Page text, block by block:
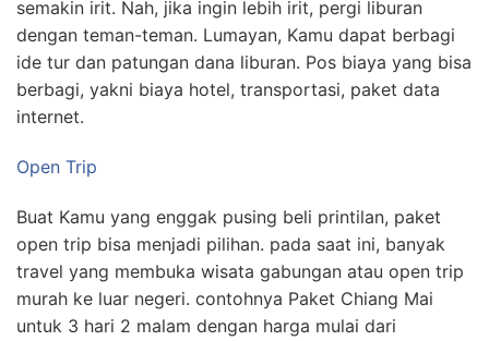
semakin irit. Nah, jika ingin lebih irit, pergi liburan
dengan teman-teman. Lumayan, Kamu dapat berbagi
ide tur dan patungan dana liburan. Pos biaya yang bisa
berbagi, yakni biaya hotel, transportasi, paket data
internet.
Open Trip
Buat Kamu yang enggak pusing beli printilan, paket
open trip bisa menjadi pilihan. pada saat ini, banyak
travel yang membuka wisata gabungan atau open trip
murah ke luar negeri. contohnya Paket Chiang Mai
untuk 3 hari 2 malam dengan harga mulai dari